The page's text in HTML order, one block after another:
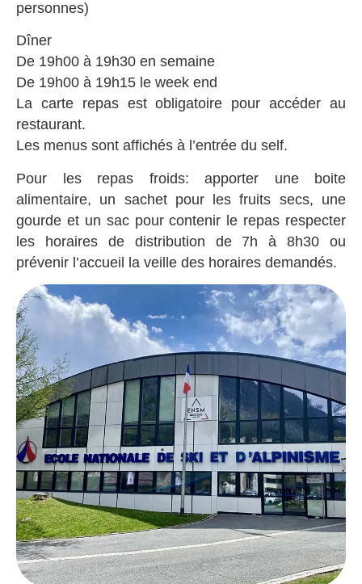
personnes)
Dîner
De 19h00 à 19h30 en semaine
De 19h00 à 19h15 le week end
La carte repas est obligatoire pour accéder au
restaurant.
Les menus sont affichés à l’entrée du self.
Pour les repas froids: apporter une boite
alimentaire, un sachet pour les fruits secs, une
gourde et un sac pour contenir le repas respecter
les horaires de distribution de 7h à 8h30 ou
prévenir l’accueil la veille des horaires demandés.